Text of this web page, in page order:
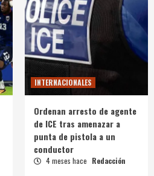
INTERNACIONALES
Ordenan arresto de agente
de ICE tras amenazar a
punta de pistola a un
conductor
4 meses hace Redacción